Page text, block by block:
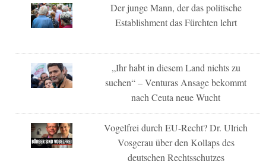
Der junge Mann, der das politische
Establishment das Fürchten lehrt
„Ihr habt in diesem Land nichts zu
suchen“ – Venturas Ansage bekommt
nach Ceuta neue Wucht
Vogelfrei durch EU-Recht? Dr. Ulrich
Vosgerau über den Kollaps des
deutschen Rechtsschutzes